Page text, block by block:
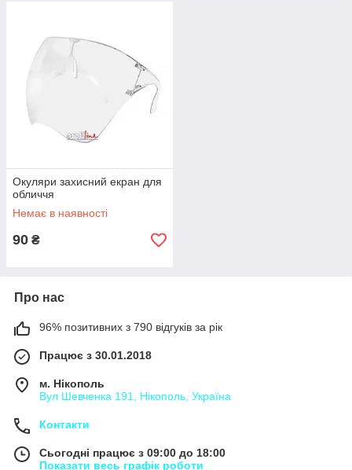
Окуляри захисний екран для
обличчя
Немає в наявності
90 ₴
Про нас
96% позитивних з 790 відгуків за рік
Працює з 30.01.2018
м. Нікополь
Вул Шевченка 191, Нікополь, Україна
Контакти
Сьогодні працює з 09:00 до 18:00
Показати весь графік роботи